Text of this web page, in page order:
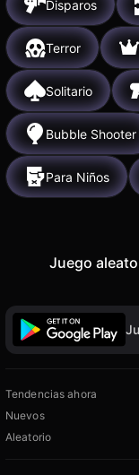
Disparos
Terror
Solitario
Bubble Shooter
Para Niños
Juego
Tendencias ahora
Nuevos
Aleatorio